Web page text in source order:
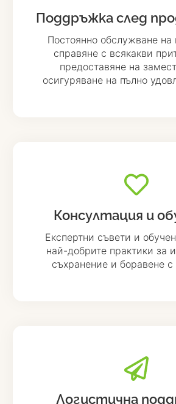
Поддръжка след
Постоянно обслужване на
справяне с всякакви
предоставяне на
осигуряване на пълно
Консултация и
Експертни съвети и
най-добрите практики за
съхранение и боравене с
Логистична